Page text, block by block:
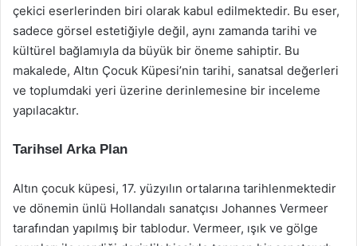
çekici eserlerinden biri olarak kabul edilmektedir. Bu eser,
sadece görsel estetiğiyle değil, aynı zamanda tarihi ve
kültürel bağlamıyla da büyük bir öneme sahiptir. Bu
makalede, Altın Çocuk Küpesi’nin tarihi, sanatsal değerleri
ve toplumdaki yeri üzerine derinlemesine bir inceleme
yapılacaktır.
Tarihsel Arka Plan
Altın çocuk küpesi, 17. yüzyılın ortalarına tarihlenmektedir
ve dönemin ünlü Hollandalı sanatçısı Johannes Vermeer
tarafından yapılmış bir tablodur. Vermeer, ışık ve gölge